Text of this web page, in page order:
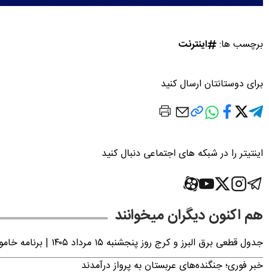
برچسب ها: اینترنت
برای دوستانتان ارسال کنید
اینتیتر را در شبکه های اجتماعی دنبال کنید
هم اکنون دیگران میخوانند
جدول قطعی برق البرز و کرج روز پنجشنبه ۱۵ مرداد ۱۴۰۵ | برنامه خاموشی برق کرج اعلام شد
خبر فوری؛ جنگنده‌های عربستان به پرواز درآمدند